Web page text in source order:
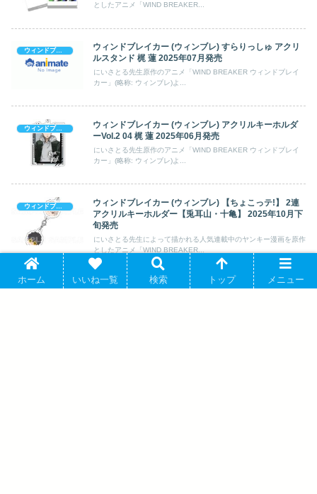
としたアニメ「WIND BREAKER...
ウィンドブレイカー (ウィンブレ)
ウィンドブレイカー (ウィンブレ) すらりっしゅ アクリ
ルスタンド 梶 蓮 2025年07月発売
にいさとる先生原作のアニメ「WIND BREAKER ウィンドブレイ
カー」(略称: ウィンブレ)よ...
ウィンドブレイカー (ウィンブレ)
ウィンドブレイカー (ウィンブレ) アクリルキーホルダ
ーVol.2 04 梶 蓮 2025年06月発売
にいさとる先生原作のアニメ「WIND BREAKER ウィンドブレイ
カー」(略称: ウィンブレ)よ...
ウィンドブレイカー (ウィンブレ)
ウィンドブレイカー (ウィンブレ) 【ちょこっテ!】 2連
アクリルキーホルダー【兎耳山・十亀】 2025年10月下
旬発売
にいさとる先生によって描かれる人気連載中のヤンキー漫画を原作
としたアニメ「WIND BREAKER...
ホーム いいね一覧 検索 トップ メニュー